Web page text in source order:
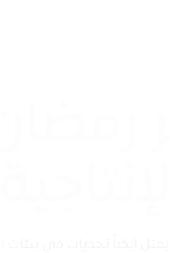
أيضاً تحديات في بيئات